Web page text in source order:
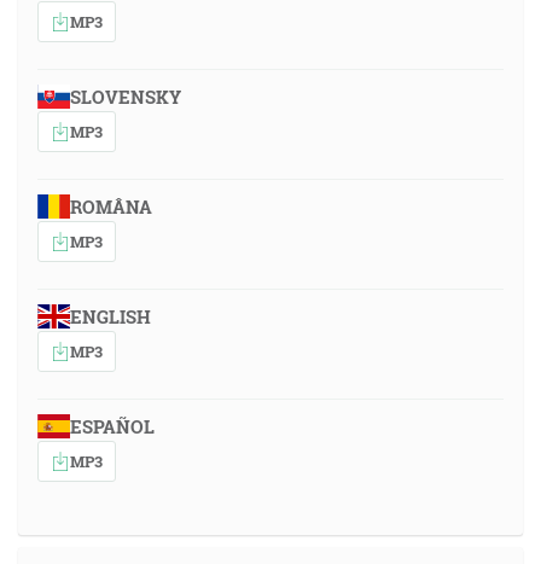
MP3
SLOVENSKY
MP3
ROMÂNA
MP3
ENGLISH
MP3
ESPAÑOL
MP3